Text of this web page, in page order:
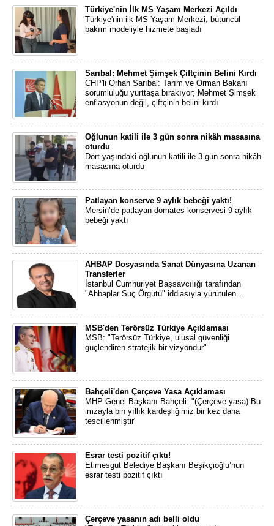
Türkiye'nin İlk MS Yaşam Merkezi Açıldı
Türkiye'nin ilk MS Yaşam Merkezi, bütüncül
bakım modeliyle hizmete başladı
Sarıbal: Mehmet Şimşek Çiftçinin Belini Kırdı
CHP'li Orhan Sarıbal: Tarım ve Orman Bakanı
sorumluluğu yurttaşa bırakıyor; Mehmet Şimşek
enflasyonun değil, çiftçinin belini kırdı
Oğlunun katili ile 3 gün sonra nikâh masasına
oturdu
Dört yaşındaki oğlunun katili ile 3 gün sonra nikâh
masasına oturdu
Patlayan konserve 9 aylık bebeği yaktı!
Mersin’de patlayan domates konservesi 9 aylık
bebeği yaktı
AHBAP Dosyasında Sanat Dünyasına Uzanan
Transferler
İstanbul Cumhuriyet Başsavcılığı tarafından
"Ahbaplar Suç Örgütü" iddiasıyla yürütülen...
MSB'den Terörsüz Türkiye Açıklaması
MSB: "Terörsüz Türkiye, ulusal güvenliği
güçlendiren stratejik bir vizyondur"
Bahçeli'den Çerçeve Yasa Açıklaması
MHP Genel Başkanı Bahçeli: "(Çerçeve yasa) Bu
imzayla bin yıllık kardeşliğimiz bir kez daha
tescillenmiştir"
Esrar testi pozitif çıktı!
Etimesgut Belediye Başkanı Beşikçioğlu’nun
esrar testi pozitif çıktı
Çerçeve yasanın adı belli oldu